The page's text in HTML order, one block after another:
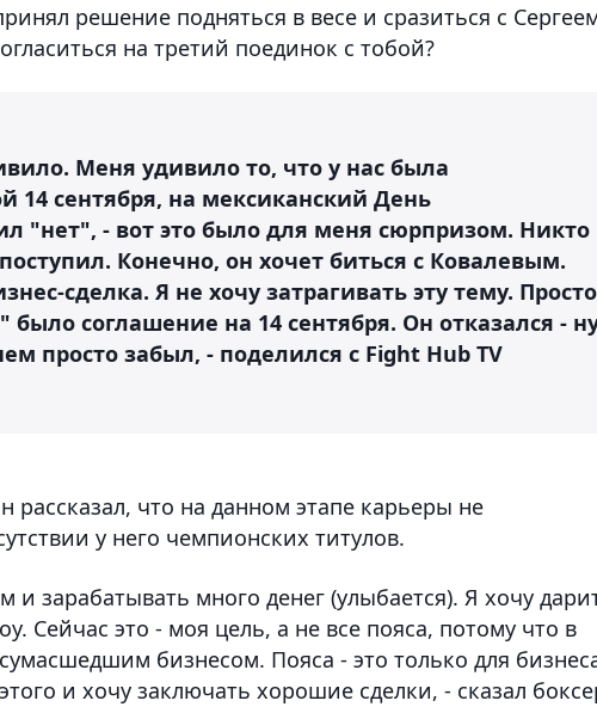
решение подняться в весе и сразиться с
на третий поединок с тобой?
Меня удивило то, что у нас была
14 сентября, на мексиканский День
"нет", - вот это было для меня сюрпризом. Никто
Конечно, он хочет биться с Ковалевым.
сделка. Я не хочу затрагивать эту тему. Просто
соглашение на 14 сентября. Он отказался -
просто забыл, - поделился с Fight Hub TV
рассказал, что на данном этапе карьеры не
у него чемпионских титулов.
и зарабатывать много денег (улыбается). Я хочу
Сейчас это - моя цель, а не все пояса, потому что в
бизнесом. Пояса - это только для
и хочу заключать хорошие сделки, - сказал